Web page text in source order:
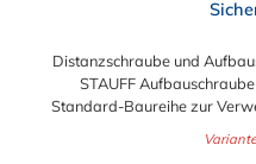
Distanzschraube und
STAUFF
Standard-Baureihe zur
Distanzschraube ist